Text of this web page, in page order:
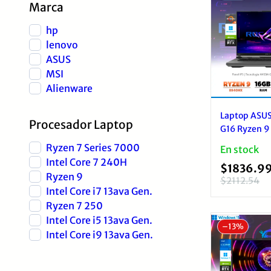
Marca
hp
lenovo
ASUS
MSI
Alienware
Procesador Laptop
Ryzen 7 Series 7000
Intel Core 7 240H
Ryzen 9
Intel Core i7 13ava Gen.
Ryzen 7 250
Intel Core i5 13ava Gen.
Intel Core i9 13ava Gen.
Laptop
G16 Ryzen
16″ FHD+
Windows 11
En stock
$2112.54
original
era:
$2112.54.
$
actual
es:
–13%